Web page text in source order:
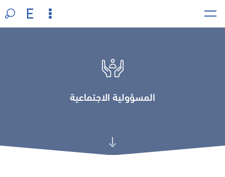
المسؤولية الاجتماعية